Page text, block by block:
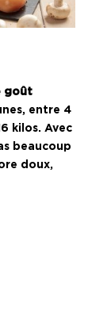
goût
entre 4
kilos. Avec
beaucoup
doux,